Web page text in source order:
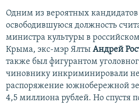
Одним из вероятных кандидатов
освободившуюся должность
министра культуры в
Крыма, экс-мэр Ялты Андрей
также был фигурантом
чиновнику инкриминировали
распоряжение южнобережной
4,5 миллиона рублей. Но спустя